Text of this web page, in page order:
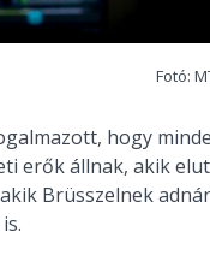
Fotó:
hogy
erők állnak, akik
Brüsszelnek